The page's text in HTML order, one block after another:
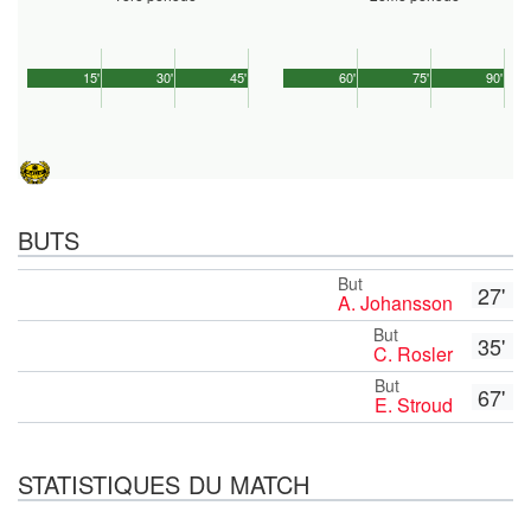
45'
15' 30' 90'
60' 75'
BUTS
27'
But
A. Johansson
35'
But
C. Rosler
67'
But
E. Stroud
STATISTIQUES DU MATCH